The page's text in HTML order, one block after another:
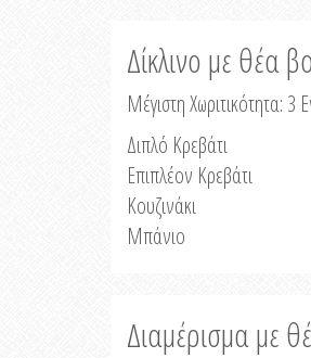
Δίκλινο με θέα
Μέγιστη Χωριτικότητα: 3
Διπλό Κρεβάτι
Επιπλέον Κρεβάτι
Κουζινάκι
Μπάνιο
Διαμέρισμα με